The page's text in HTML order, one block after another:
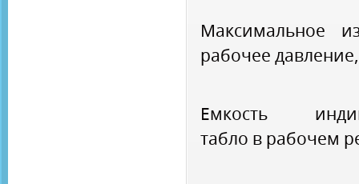
Максимальное
рабочее
Емкость
табло в рабочем